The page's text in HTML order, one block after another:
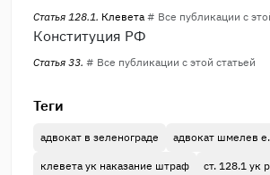
Статья 128.1. Клевета # Все публикации с
Конституция РФ
Статья 33. # Все публикации с этой статьей
Теги
адвокат в зеленограде адвокат шмелев
клевета ук наказание штраф ст. 128.1 ук